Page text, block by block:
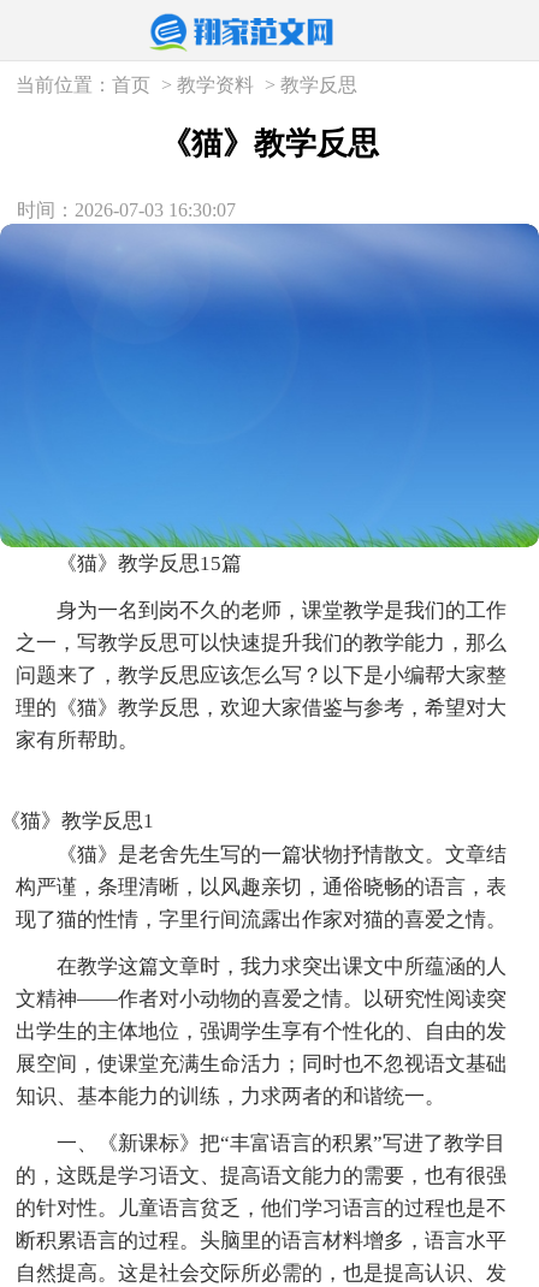
当前位置：首页 >教学资料 >教学反思
《猫》教学反思
时间：2026-07-03 16:30:07
《猫》教学反思15篇
身为一名到岗不久的老师，课堂教学是我们的工作
之一，写教学反思可以快速提升我们的教学能力，那么
问题来了，教学反思应该怎么写？以下是小编帮大家整
理的《猫》教学反思，欢迎大家借鉴与参考，希望对大
家有所帮助。
《猫》教学反思1
《猫》是老舍先生写的一篇状物抒情散文。文章结
构严谨，条理清晰，以风趣亲切，通俗晓畅的语言，表
现了猫的性情，字里行间流露出作家对猫的喜爱之情。
在教学这篇文章时，我力求突出课文中所蕴涵的人
文精神——作者对小动物的喜爱之情。以研究性阅读突
出学生的主体地位，强调学生享有个性化的、自由的发
展空间，使课堂充满生命活力；同时也不忽视语文基础
知识、基本能力的训练，力求两者的和谐统一。
一、《新课标》把“丰富语言的积累”写进了教学目
的，这既是学习语文、提高语文能力的需要，也有很强
的针对性。儿童语言贫乏，他们学习语言的过程也是不
断积累语言的过程。头脑里的语言材料增多，语言水平
自然提高。这是社会交际所必需的，也是提高认识、发